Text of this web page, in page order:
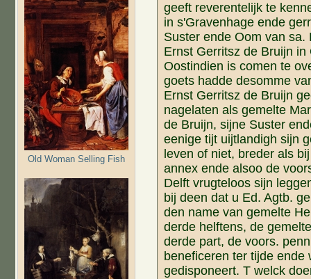
Old Woman Selling Fish
geeft reverentelijk te
in s'Gravenhage ende
Suster ende Oom van
Ernst Gerritsz de Bruijn
Oostindien is comen te
goets hadde desomme
Ernst Gerritsz de Bruijn
nagelaten als gemelte
de Bruijn, sijne Suster
eenige tijt uijtlandigh sijn
leven of niet, breder als
annex ende alsoo de
Delft vrugteloos sijn
bij deen dat u Ed. Agtb.
den name van gemelte
derde helftens, de
derde part, de voors.
beneficeren ter tijde
gedisponeert. T welck